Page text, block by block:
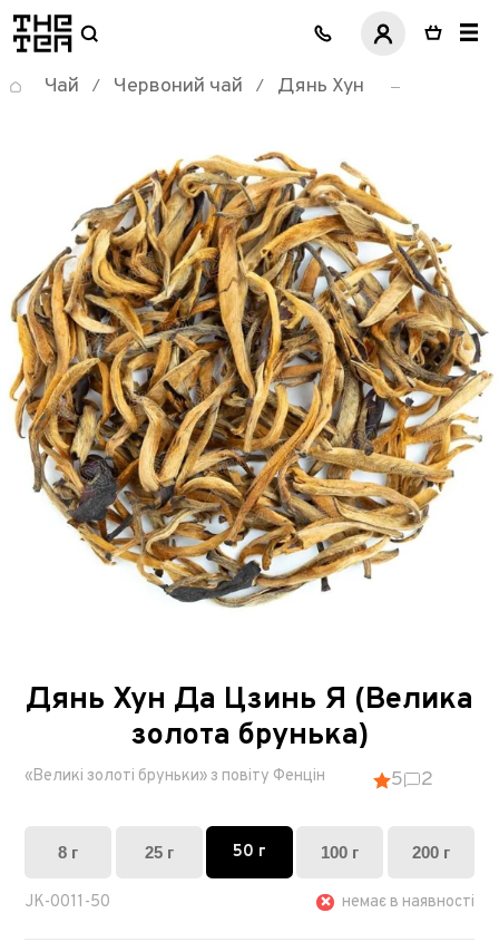
логотип
Чай / Червоний чай / Дянь Хун
Дянь Хун Да Цзинь Я (Велика
золота брунька)
«Великі золоті бруньки» з повіту Фенцін 5 2
8 г 25 г 50 г 100 г 200 г
JK-0011-50 немає в наявності